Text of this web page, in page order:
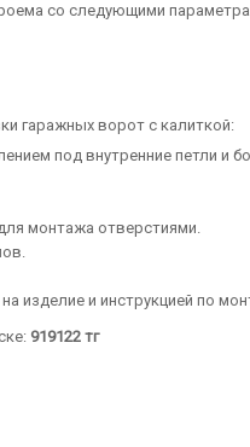
со следующими
гаражных ворот с калиткой:
под внутренние петли и
монтажа отверстиями.
изделие и инструкцией по
919122 тг